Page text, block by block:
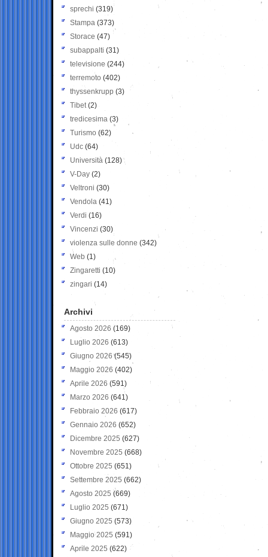
sprechi (319)
Stampa (373)
Storace (47)
subappalti (31)
televisione(244)
terremoto (402)
thyssenkrupp (3)
Tibet(2)
tredicesima (3)
Turismo (62)
Udc (64)
Università (128)
V-Day (2)
Veltroni (30)
Vendola (41)
Verdi (16)
Vincenzi (30)
violenza sulle donne (342)
Web (1)
Zingaretti (10)
zingari (14)
Archivi
Agosto 2026 (169)
Luglio 2026 (613)
Giugno 2026 (545)
Maggio 2026 (402)
Aprile 2026 (591)
Marzo 2026 (641)
Febbraio 2026 (617)
Gennaio 2026 (652)
Dicembre 2025 (627)
Novembre 2025 (668)
Ottobre 2025 (651)
Settembre 2025 (662)
Agosto 2025 (669)
Luglio 2025 (671)
Giugno 2025 (573)
Maggio 2025 (591)
Aprile 2025 (622)